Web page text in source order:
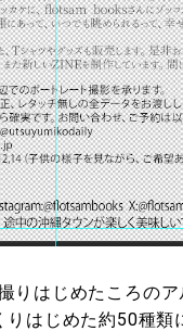
りはじめたころの
はじめた約50種